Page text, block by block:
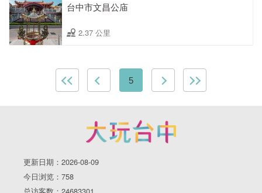
台中市文昌公庙
2.37 公里
5
更新日期：2026-08-09
今日浏览：758